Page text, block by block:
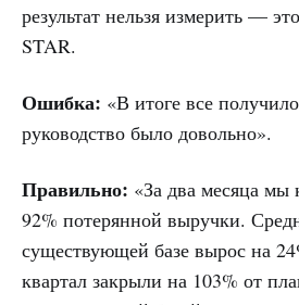
результат нельзя измерить —
STAR.
Ошибка: «В итоге все
руководство было довольно».
Правильно: «За два месяца мы
92% потерянной выручки.
существующей базе вырос на
квартал закрыли на 103% от